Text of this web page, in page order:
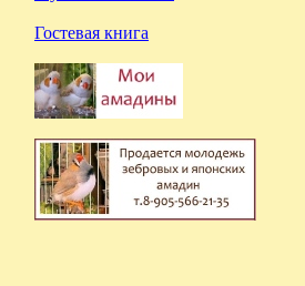
Гостевая книга